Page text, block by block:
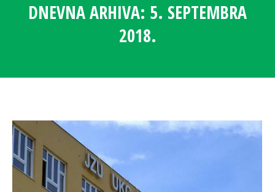
DNEVNA ARHIVA: 5. SEPTEMBRA
2018.